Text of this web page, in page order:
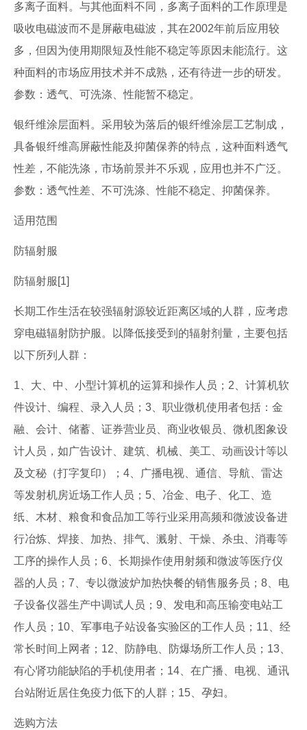
多离子面料。与其他面料不同，多离子面料的工作原理是
吸收电磁波而不是屏蔽电磁波，其在2002年前后应用较
多，但因为使用期限短及性能不稳定等原因未能流行。这
种面料的市场应用技术并不成熟，还有待进一步的研发。
参数：透气、可洗涤、性能暂不稳定。
银纤维涂层面料。采用较为落后的银纤维涂层工艺制成，
具备银纤维高屏蔽性能及抑菌保养的特点，这种面料透气
性差，不能洗涤，市场前景并不乐观，应用也并不广泛。
参数：透气性差、不可洗涤、性能不稳定、抑菌保养。
适用范围
防辐射服
防辐射服[1]
长期工作生活在较强辐射源较近距离区域的人群，应考虑
穿电磁辐射防护服。以降低接受到的辐射剂量，主要包括
以下所列人群：
1、大、中、小型计算机的运算和操作人员；2、计算机软
件设计、编程、录入人员；3、职业微机使用者包括：金
融、会计、储蓄、证券营业员、商业收银员、微机图象设
计人员，如广告设计、建筑、机械、美工、动画设计等以
及文秘（打字复印）；4、广播电视、通信、导航、雷达
等发射机房近场工作人员；5、冶金、电子、化工、造
纸、木材、粮食和食品加工等行业采用高频和微波设备进
行冶炼、焊接、加热、排气、溅射、干燥、杀虫、消毒等
工序的操作人员；6、长期操作使用射频和微波等医疗仪
器的人员；7、专以微波炉加热快餐的销售服务员；8、电
子设备仪器生产中调试人员；9、发电和高压输变电站工
作人员；10、军事电子站设备实验区的工作人员；11、经
常长时间上网者；12、防静电、防爆场所工作人员；13、
有心肾功能缺陷的手机使用者；14、在广播、电视、通讯
台站附近居住免疫力低下的人群；15、孕妇。
选购方法